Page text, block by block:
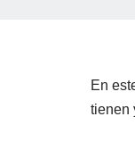
En
tienen